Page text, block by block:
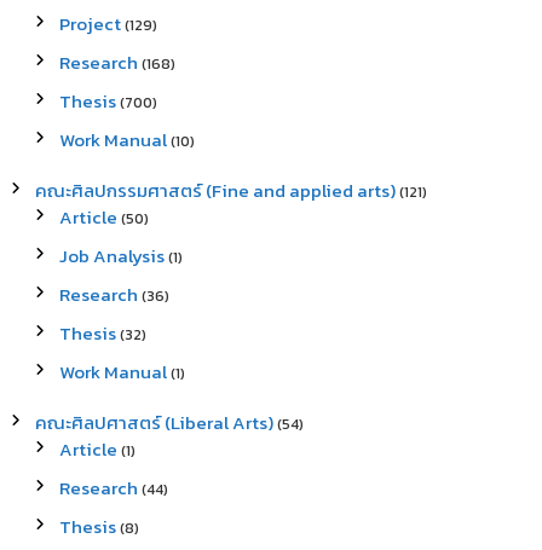
Project(129)
Research (168)
Thesis(700)
Work Manual(10)
คณะศิลปกรรมศาสตร์ (Fine and applied arts)(121)
Article (50)
Job Analysis(1)
Research (36)
Thesis(32)
Work Manual(1)
คณะศิลปศาสตร์ (Liberal Arts)(54)
Article (1)
Research (44)
Thesis(8)